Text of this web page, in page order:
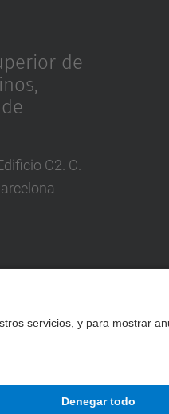
de
C2. C.
Mapa del Sitio Accesibilidad